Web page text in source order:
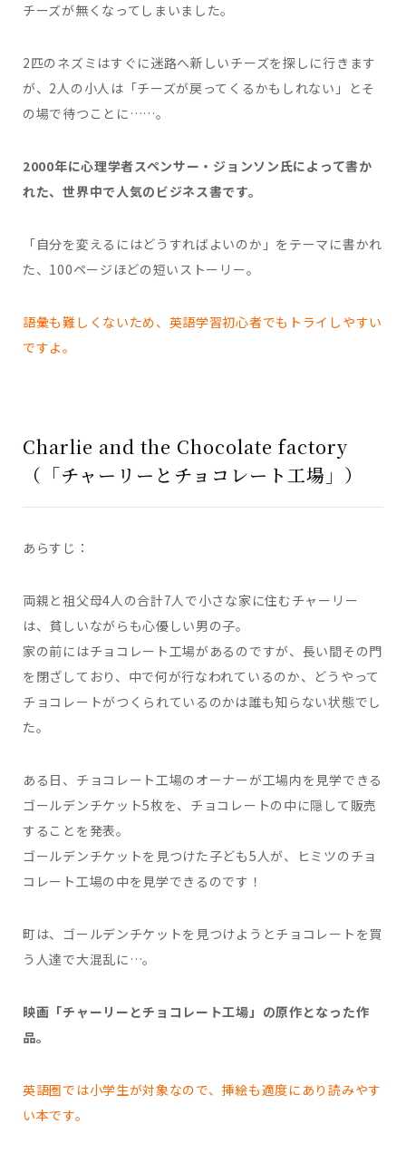
チーズが無くなってしまいました。
2匹のネズミはすぐに迷路へ新しいチーズを探しに行きます
が、2人の小人は「チーズが戻ってくるかもしれない」とそ
の場で待つことに……。
2000年に心理学者スペンサー・ジョンソン氏によって書か
れた、世界中で人気のビジネス書です。
「自分を変えるにはどうすればよいのか」をテーマに書かれ
た、100ページほどの短いストーリー。
語彙も難しくないため、英語学習初心者でもトライしやすい
ですよ。
Charlie and the Chocolate factory
（「チャーリーとチョコレート工場 」）
あらすじ：
両親と祖父母4人の合計7人で小さな家に住むチャーリー
は、貧しいながらも心優しい男の子。
家の前にはチョコレート工場があるのですが、長い間その門
を閉ざしており、中で何が行なわれているのか、どうやって
チョコレートがつくられているのかは誰も知らない状態でし
た。
ある日、チョコレート工場のオーナーが工場内を見学できる
ゴールデンチケット5枚を、チョコレートの中に隠して販売
することを発表。
ゴールデンチケットを見つけた子ども5人が、ヒミツのチョ
コレート工場の中を見学できるのです！
町は、ゴールデンチケットを見つけようとチョコレートを買
う人達で大混乱に…。
映画「チャーリーとチョコレート工場」の原作となった作
品。
英語圏では小学生が対象なので、挿絵も適度にあり読みやす
い本です。